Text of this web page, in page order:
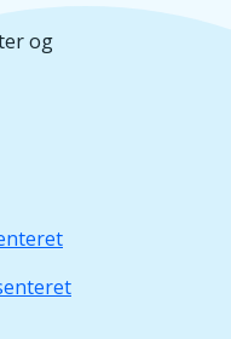
(doc)
og